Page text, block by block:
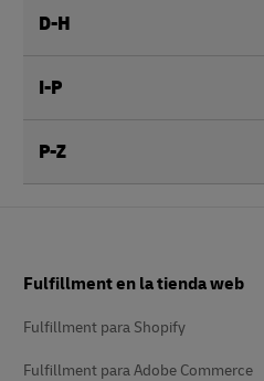
D-H
I-P
P-Z
de
Fulfillment en la tienda web
Fulfillment para Shopify
Fulfillment para Adobe Commerce